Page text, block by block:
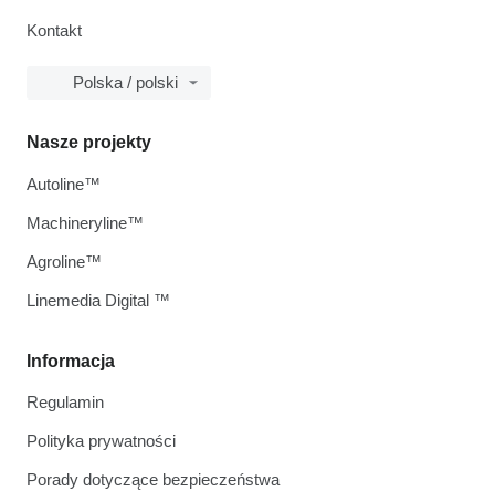
Kontakt
Polska / polski
Informacja
Regulamin
Polityka prywatności
Porady dotyczące bezpieczeństwa
Nasze projekty
Autoline™
Machineryline™
Agroline™
Linemedia Digital ™